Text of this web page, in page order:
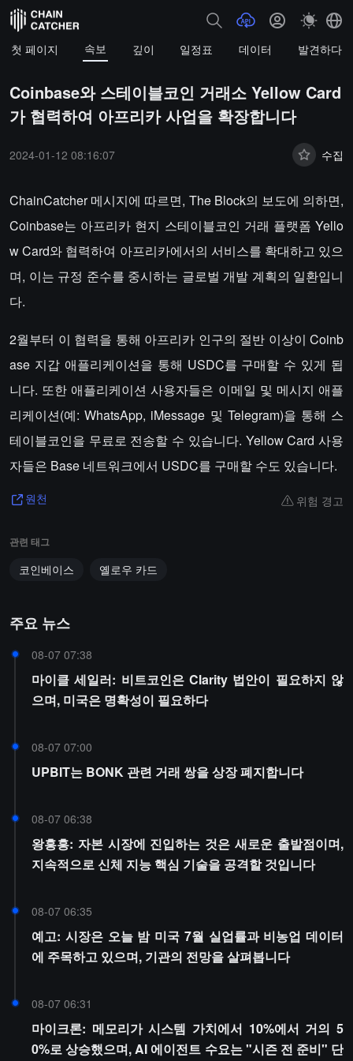
첫 페이지 속보 깊이 일정표 데이터 발견하다
Coinbase와 스테이블코인 거래소 Yellow Card
가 협력하여 아프리카 사업을 확장합니다
2024-01-12 08:16:07 수집
ChainCatcher 메시지에 따르면, The Block의 보도에 의하면,
Coinbase는 아프리카 현지 스테이블코인 거래 플랫폼 Yello
w Card와 협력하여 아프리카에서의 서비스를 확대하고 있으
며, 이는 규정 준수를 중시하는 글로벌 개발 계획의 일환입니
다.
2월부터 이 협력을 통해 아프리카 인구의 절반 이상이 Coinb
ase 지갑 애플리케이션을 통해 USDC를 구매할 수 있게 됩
니다. 또한 애플리케이션 사용자들은 이메일 및 메시지 애플
리케이션(예: WhatsApp, iMessage 및 Telegram)을 통해 스
테이블코인을 무료로 전송할 수 있습니다. Yellow Card 사용
자들은 Base 네트워크에서 USDC를 구매할 수도 있습니다.
원천 위험 경고
관련 태그
코인베이스 옐로우 카드
주요 뉴스
08-07 07:38
마이클 세일러: 비트코인은 Clarity 법안이 필요하지 않
으며, 미국은 명확성이 필요하다
08-07 07:00
UPBIT는 BONK 관련 거래 쌍을 상장 폐지합니다
08-07 06:38
왕흥흥: 자본 시장에 진입하는 것은 새로운 출발점이며,
지속적으로 신체 지능 핵심 기술을 공격할 것입니다
08-07 06:35
예고: 시장은 오늘 밤 미국 7월 실업률과 비농업 데이터
에 주목하고 있으며, 기관의 전망을 살펴봅니다
08-07 06:31
마이크론: 메모리가 시스템 가치에서 10%에서 거의 5
0%로 상승했으며, AI 에이전트 수요는 "시즌 전 준비" 단